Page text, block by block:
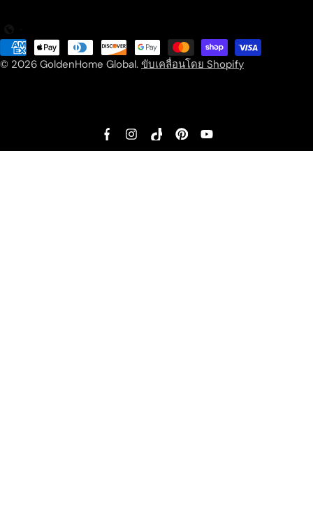
© 2026 GoldenHome Global. ขับเคลื่อนโดย Shopify
การ